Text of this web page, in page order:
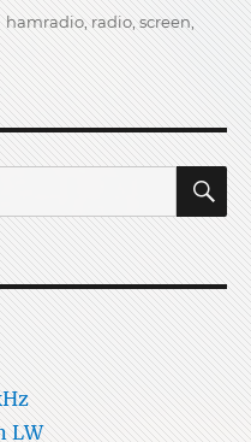
Tags
hamradio,radio screen
LW